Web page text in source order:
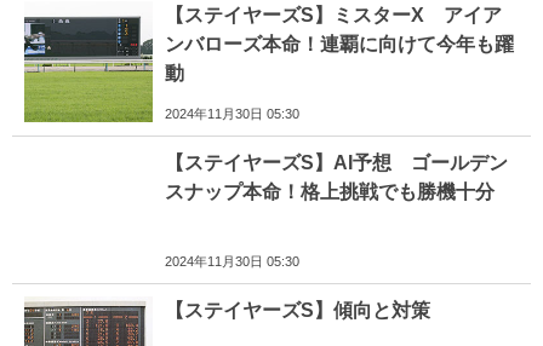
【ステイヤーズS】ミスターX アイア
ンバローズ本命！連覇に向けて今年も躍
動
2024年11月30日 05:30
【ステイヤーズS】AI予想 ゴールデン
スナップ本命！格上挑戦でも勝機十分
2024年11月30日 05:30
【ステイヤーズS】傾向と対策